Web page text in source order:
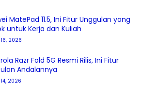
MatePad 11.5, Ini Fitur Unggulan yang
untuk Kerja dan Kuliah
16, 2026
Razr Fold 5G Resmi Rilis, Ini Fitur
Andalannya
14, 2026